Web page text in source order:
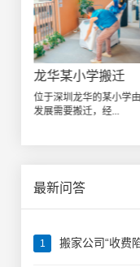
龙华某小学搬迁
位于深圳龙华的某小学
发展需要搬迁，经...
最新问答
1 搬家公司“收费